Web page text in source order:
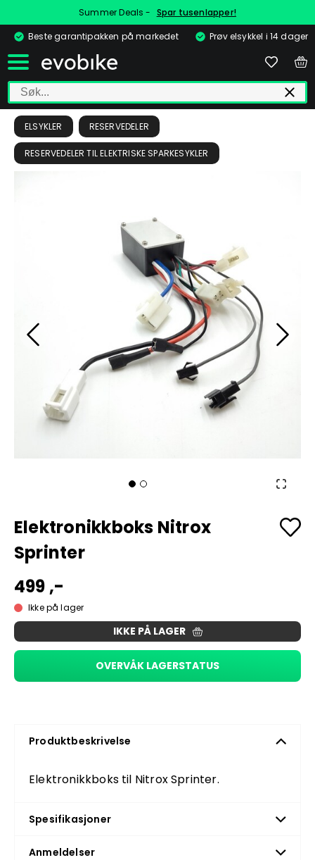
Summer Deals - Spar tusenlapper!
Beste garantipakken på markedet
Prøv elsykkel i 14 dager
ELSYKLER RESERVEDELER
RESERVEDELER TIL ELEKTRISKE SPARKESYKLER
Elektronikkboks Nitrox
Sprinter
499 ,-
Ikke på lager
IKKE PÅ LAGER
OVERVÅK LAGERSTATUS
Produktbeskrivelse
Elektronikkboks til Nitrox Sprinter.
Spesifikasjoner
Anmeldelser